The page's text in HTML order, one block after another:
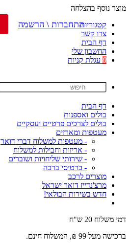
מוצר נוסף בהצלחה
קטגוריות
צרו קשר
דף הבית
החשבון שלי
0 עגלת קניות
דף הבית
בולים ואספנות
בולים לצרכים פרטיים ועסקיים
מעטפות ומארזים
- מעטפות למשלוח דברי דואר
- אריזות וחבילות למשלוח
- שירותי שליחויות ושוברים
- כרטיסי ברכה
מוצרים לרכב
מרצ'נדייז דואר ישראל
חדש בשירות הבולאי!
דמי משלוח 20 ש"ח
ברכישה מעל 99 ₪, המשלוח חינם.
התחברות \ הרשמה